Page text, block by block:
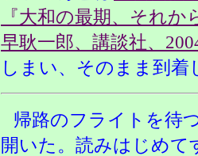
『大和の最期、それ
早耿一郎、講談社、
しまい、そのまま到着
帰路のフライトを待
開いた。読みはじめて